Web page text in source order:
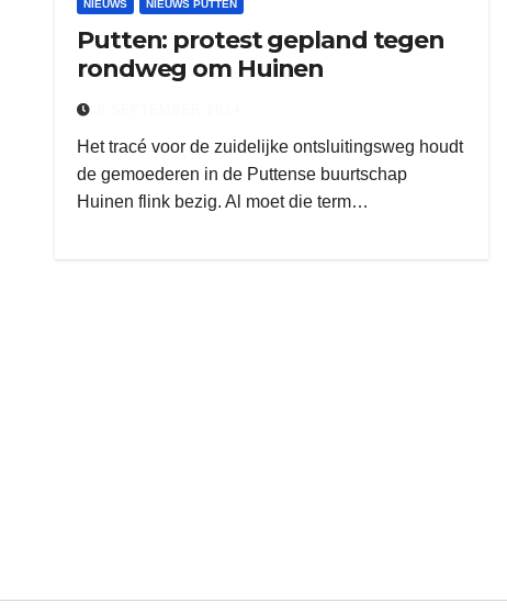
NIEUWS NIEUWS PUTTEN
Putten: protest gepland tegen
rondweg om Huinen
Het tracé voor de zuidelijke ontsluitingsweg houdt
de gemoederen in de Puttense buurtschap
Huinen flink bezig. Al moet die term…